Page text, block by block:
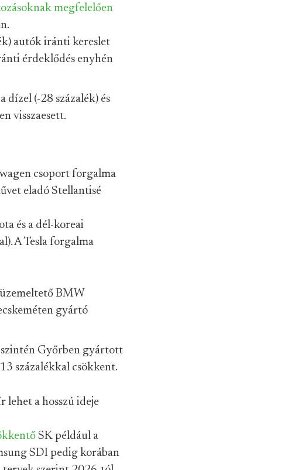
megfelelően
autók iránti kereslet
érdeklődés enyhén
dízel (-28 százalék) és
visszaesett.
csoport forgalma
eladó Stellantisé
és a dél-koreai
A Tesla forgalma
BMW
gyártó
Győrben gyártott
százalékkal csökkent.
a hosszú ideje
SK például a
SDI pedig korában